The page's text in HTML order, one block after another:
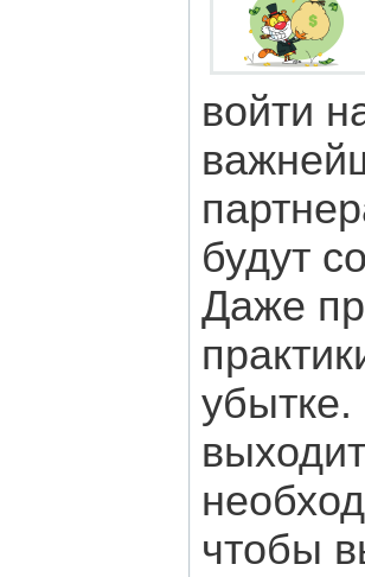
войти
будут
Даже
убытке.
чтобы